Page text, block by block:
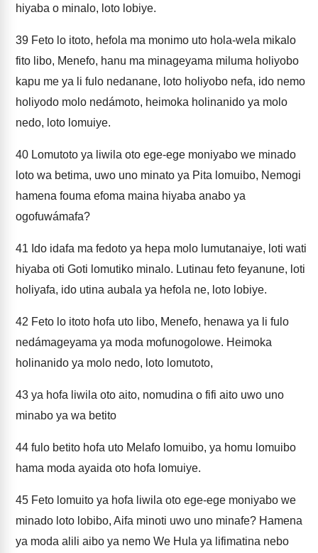
hiyaba o minalo, loto lobiye.
39 Feto lo itoto, hefola ma monimo uto hola-wela mikalo
fito libo, Menefo, hanu ma minageyama miluma holiyobo
kapu me ya li fulo nedanane, loto holiyobo nefa, ido nemo
holiyodo molo nedámoto, heimoka holinanido ya molo
nedo, loto lomuiye.
40 Lomutoto ya liwila oto ege-ege moniyabo we minado
loto wa betima, uwo uno minato ya Pita lomuibo, Nemogi
hamena fouma efoma maina hiyaba anabo ya
ogofuwámafa?
41 Ido idafa ma fedoto ya hepa molo lumutanaiye, loti wati
hiyaba oti Goti lomutiko minalo. Lutinau feto feyanune, loti
holiyafa, ido utina aubala ya hefola ne, loto lobiye.
42 Feto lo itoto hofa uto libo, Menefo, henawa ya li fulo
nedámageyama ya moda mofunogolowe. Heimoka
holinanido ya molo nedo, loto lomutoto,
43 ya hofa liwila oto aito, nomudina o fifi aito uwo uno
minabo ya wa betito
44 fulo betito hofa uto Melafo lomuibo, ya homu lomuibo
hama moda ayaida oto hofa lomuiye.
45 Feto lomuito ya hofa liwila oto ege-ege moniyabo we
minado loto lobibo, Aifa minoti uwo uno minafe? Hamena
ya moda alili aibo ya nemo We Hula ya lifimatina nebo